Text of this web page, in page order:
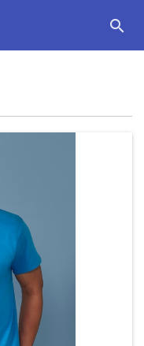
search